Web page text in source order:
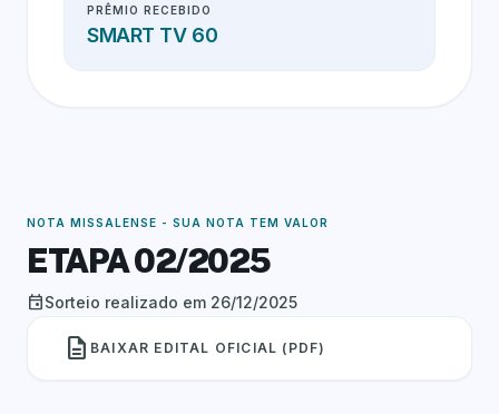
PRÊMIO RECEBIDO
SMART TV 60
NOTA MISSALENSE - SUA NOTA TEM VALOR
ETAPA 02/2025
eventSorteio realizado em 26/12/2025
description BAIXAR EDITAL OFICIAL (PDF)